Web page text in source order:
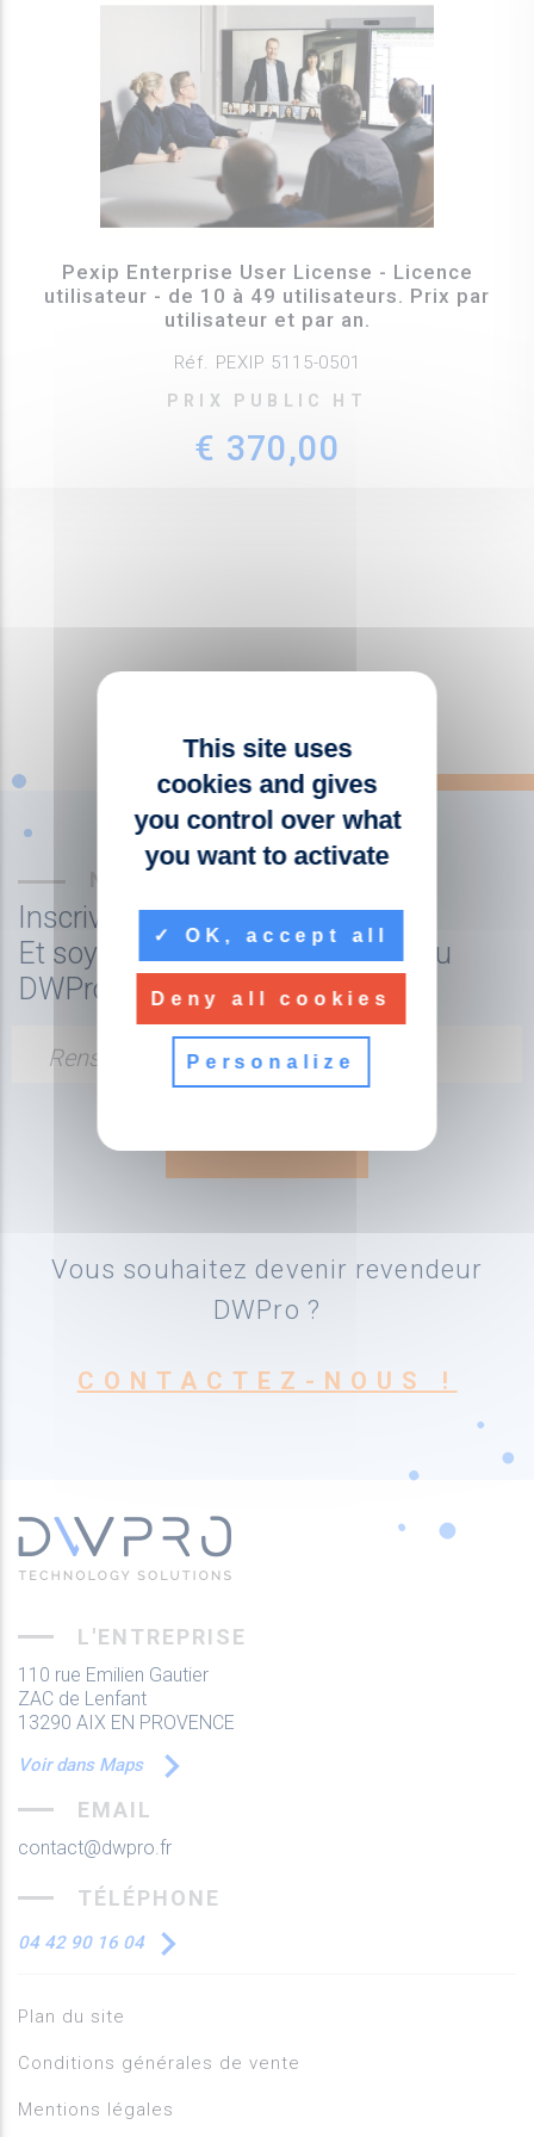
Pexip Enterprise User License - Licence
utilisateur - de 10 à 49 utilisateurs. Prix par
utilisateur et par an.
Réf. PEXIP 5115-0501
PRIX PUBLIC HT
€ 370,00
NEWSLETTER
Inscrivez-vous à la newsletter
Et soyez tenu au courant de l'actu
DWPro
Renseignez votre adresse email
Vous souhaitez devenir revendeur
DWPro ?
CONTACTEZ-NOUS !
L'ENTREPRISE
110 rue Emilien Gautier
ZAC de Lenfant
13290 AIX EN PROVENCE
Voir dans Maps
EMAIL
contact@dwpro.fr
TÉLÉPHONE
04 42 90 16 04
Plan du site
Conditions générales de vente
Mentions légales
This site uses
cookies and gives
you control over what
you want to activate
OK, accept all
Deny all cookies
Personalize